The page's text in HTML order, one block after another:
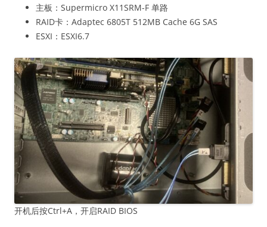
主板：Supermicro X11SRM-F 单路
RAID卡：Adaptec 6805T 512MB Cache 6G SAS
ESXI：ESXI6.7
开机后按Ctrl+A，开启RAID BIOS